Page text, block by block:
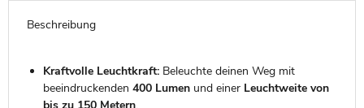
Beschreibung
Kraftvolle Leuchtkraft:Beleuchte deinen Weg mit
beeindruckenden 400 Lumenund einer Leuchtweite von
bis zu 150 Metern.